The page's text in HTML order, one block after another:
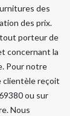
des
des prix.
porteur de
concernant la
Pour notre
clientèle reçoit
ou sur
Nous